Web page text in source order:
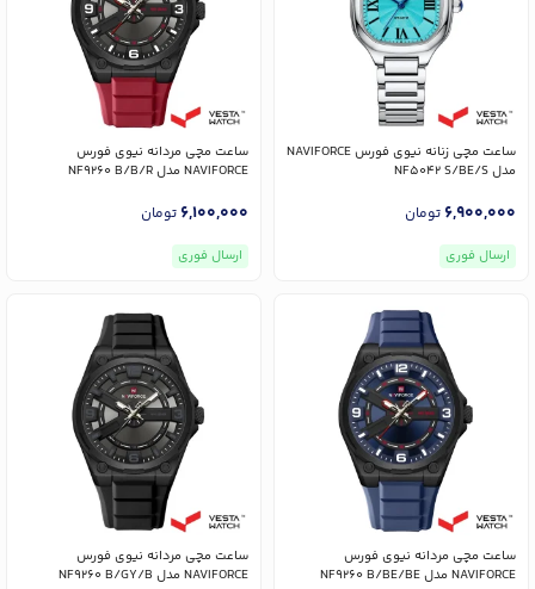
ساعت مچی زنانه نیوی فورس NAVIFORCE
مدل NF5042 S/BE/S
6,900,000 تومان
ارسال فوری
ساعت مچی مردانه نیوی فورس
NAVIFORCE مدل NF9260 B/B/R
6,100,000 تومان
ارسال فوری
ساعت مچی مردانه نیوی فورس
NAVIFORCE مدل NF9260 B/BE/BE
ساعت مچی مردانه نیوی فورس
NAVIFORCE مدل NF9260 B/GY/B